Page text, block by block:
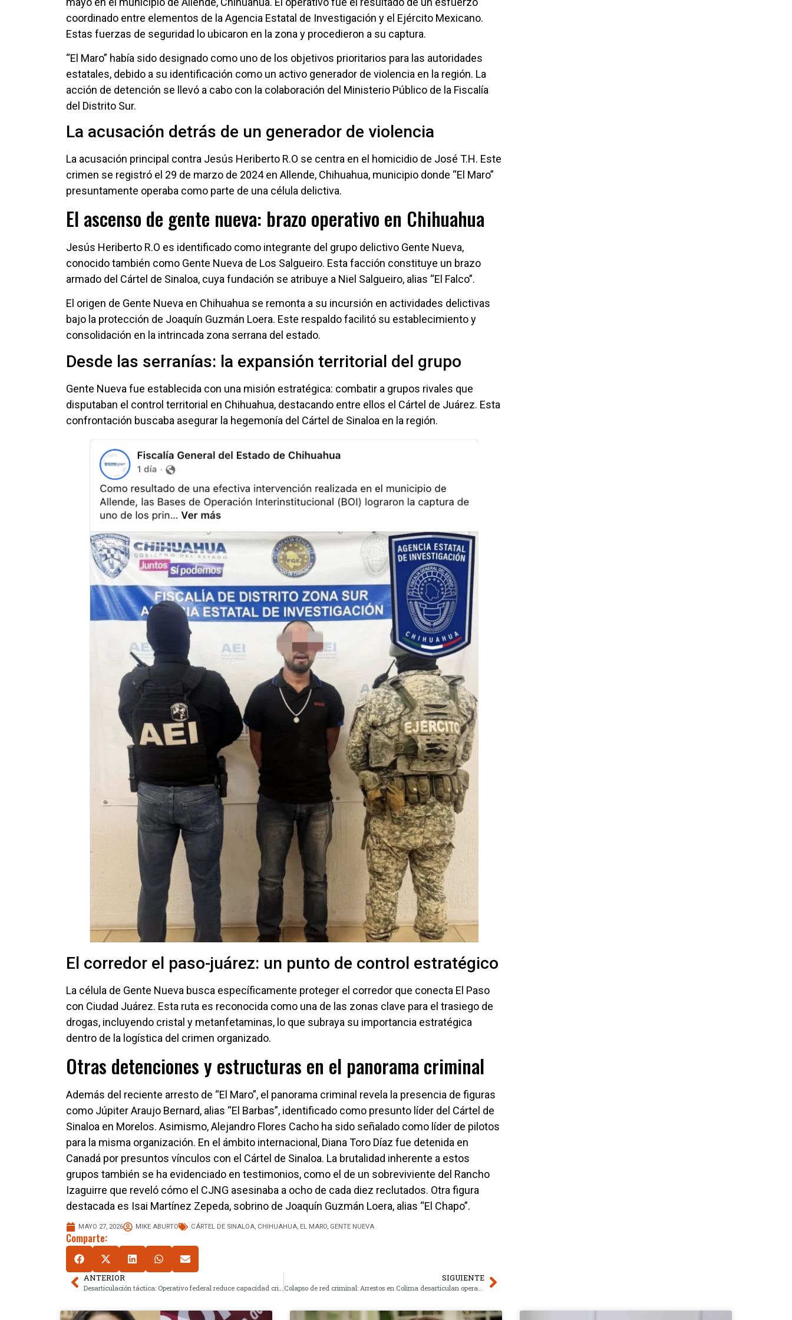
coordinado entre elementos de la Agencia Estatal de Investigación y el Ejército Mexicano.
Estas fuerzas de seguridad lo ubicaron en la zona y procedieron a su captura.
“El Maro” había sido designado como uno de los objetivos prioritarios para las autoridades
estatales, debido a su identificación como un activo generador de violencia en la región. La
acción de detención se llevó a cabo con la colaboración del Ministerio Público de la Fiscalía
del Distrito Sur.
La acusación detrás de un generador de violencia
La acusación principal contra Jesús Heriberto R.O se centra en el homicidio de José T.H. Este
crimen se registró el 29 de marzo de 2024 en Allende, Chihuahua, municipio donde “El Maro”
presuntamente operaba como parte de una célula delictiva.
El ascenso de gente nueva: brazo operativo en Chihuahua
Jesús Heriberto R.O es identificado como integrante del grupo delictivo Gente Nueva,
conocido también como Gente Nueva de Los Salgueiro. Esta facción constituye un brazo
armado del Cártel de Sinaloa, cuya fundación se atribuye a Niel Salgueiro, alias “El Falco”.
El origen de Gente Nueva en Chihuahua se remonta a su incursión en actividades delictivas
bajo la protección de Joaquín Guzmán Loera. Este respaldo facilitó su establecimiento y
consolidación en la intrincada zona serrana del estado.
Desde las serranías: la expansión territorial del grupo
Gente Nueva fue establecida con una misión estratégica: combatir a grupos rivales que
disputaban el control territorial en Chihuahua, destacando entre ellos el Cártel de Juárez. Esta
confrontación buscaba asegurar la hegemonía del Cártel de Sinaloa en la región.
El corredor el paso-juárez: un punto de control estratégico
La célula de Gente Nueva busca específicamente proteger el corredor que conecta El Paso
con Ciudad Juárez. Esta ruta es reconocida como una de las zonas clave para el trasiego de
drogas, incluyendo cristal y metanfetaminas, lo que subraya su importancia estratégica
dentro de la logística del crimen organizado.
Otras detenciones y estructuras en el panorama criminal
Además del reciente arresto de “El Maro”, el panorama criminal revela la presencia de figuras
como Júpiter Araujo Bernard, alias “El Barbas”, identificado como presunto líder del Cártel de
Sinaloa en Morelos. Asimismo, Alejandro Flores Cacho ha sido señalado como líder de pilotos
para la misma organización. En el ámbito internacional, Diana Toro Díaz fue detenida en
Canadá por presuntos vínculos con el Cártel de Sinaloa. La brutalidad inherente a estos
grupos también se ha evidenciado en testimonios, como el de un sobreviviente del Rancho
Izaguirre que reveló cómo el CJNG asesinaba a ocho de cada diez reclutados. Otra figura
destacada es Isai Martínez Zepeda, sobrino de Joaquín Guzmán Loera, alias “El Chapo”.
MAYO 27, 2026 MIKE ABURTO CÁRTEL DE SINALOA, CHIHUAHUA, EL MARO, GENTE NUEVA
Comparte:
ANTERIOR SIGUIENTE